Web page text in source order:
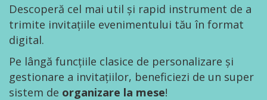
Descoperă cel mai util și rapid instrument de a
trimite invitațiile evenimentului tău în format
digital.
Pe lângă funcțiile clasice de personalizare și
gestionare a invitațiilor, beneficiezi de un super
sistem de organizare la mese!